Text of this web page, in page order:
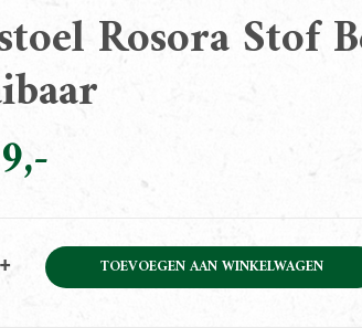
Rosora Stof
Rosora Stof Beige Draaibaar aantal
TOEVOEGEN AAN WINKELWAGEN